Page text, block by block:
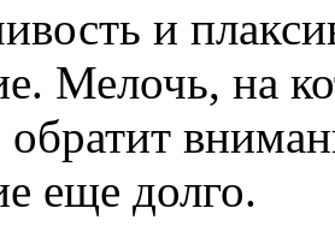
и
Мелочь, на
еще долго.